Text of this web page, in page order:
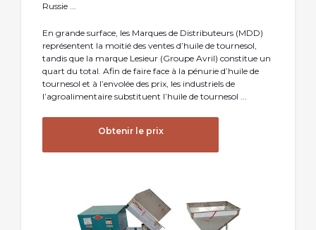
Russie ...
En grande surface, les Marques de Distributeurs (MDD)
représentent la moitié des ventes d’huile de tournesol,
tandis que la marque Lesieur (Groupe Avril) constitue un
quart du total. Afin de faire face à la pénurie d’huile de
tournesol et à l’envolée des prix, les industriels de
l’agroalimentaire substituent l’huile de tournesol ...
Obtenir le prix